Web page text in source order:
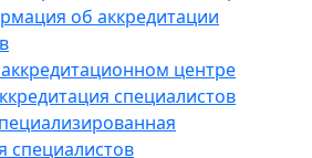
об аккредитации
центре
специалистов
специалистов